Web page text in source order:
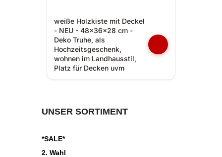
weiße Holzkiste mit Deckel
- NEU - 48x36x28 cm -
Deko Truhe, als
Hochzeitsgeschenk,
wohnen im Landhausstil,
Platz für Decken uvm
UNSER SORTIMENT
*SALE*
2. Wahl